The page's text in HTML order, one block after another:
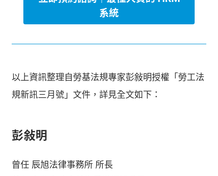
系統
以上資訊整理自勞基法規專家彭敍明授權「勞工法
規新訊三月號」文件，詳見全文如下：
彭敍明
曾任 辰旭法律事務所 所長